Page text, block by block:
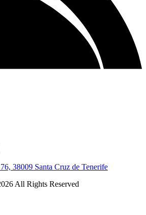
38009 Santa Cruz de Tenerife
All Rights Reserved